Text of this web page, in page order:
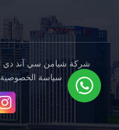
سياسة الخصوصية